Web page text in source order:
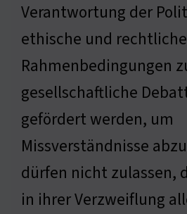
Verantwortung der
ethische und rechtliche
Rahmenbedingungen
gesellschaftliche
gefördert werden, um
Missverständnisse
dürfen nicht zulassen,
in ihrer Verzweiflung